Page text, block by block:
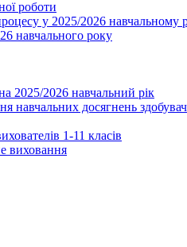
роботи
у 2025/2026 навчальному
навчального року
2025/2026 навчальний рік
навчальних досягнень
1-11 класів
виховання